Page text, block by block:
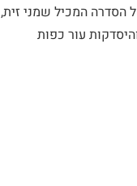
הסדרה המכיל שמני זית,
עור כפות